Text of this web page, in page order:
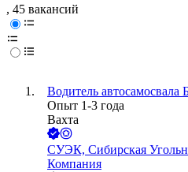
, 45 вакансий
Водитель автосамосвала
Опыт 1-3 года
Вахта
СУЭК, Сибирская
Компания